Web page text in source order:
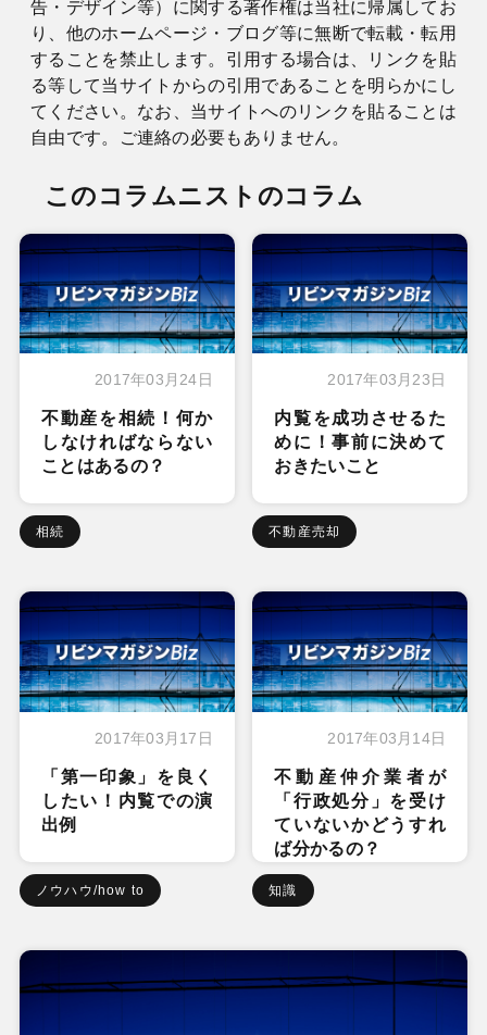
告・デザイン等）に関する著作権は当社に帰属してお
り、他のホームページ・ブログ等に無断で転載・転用
することを禁止します。引用する場合は、リンクを貼
る等して当サイトからの引用であることを明らかにし
てください。なお、当サイトへのリンクを貼ることは
自由です。ご連絡の必要もありません。
このコラムニストのコラム
2017年03月24日
不動産を相続！何か
しなければならない
ことはあるの？
相続
2017年03月23日
内覧を成功させるた
めに！事前に決めて
おきたいこと
不動産売却
2017年03月17日
「第一印象」を良く
したい！内覧での演
出例
ノウハウ/how to
2017年03月14日
不動産仲介業者が
「行政処分」を受け
ていないかどうすれ
ば分かるの？
知識